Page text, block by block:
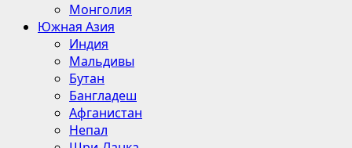
Монголия
Южная Азия
Индия
Мальдивы
Бутан
Бангладеш
Афганистан
Непал